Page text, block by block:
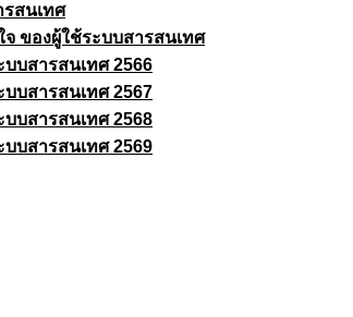
สนเทศ
ของผู้ใช้ระบบสารสนเทศ
บสารสนเทศ 2566
บสารสนเทศ 2567
บสารสนเทศ 2568
บสารสนเทศ 2569